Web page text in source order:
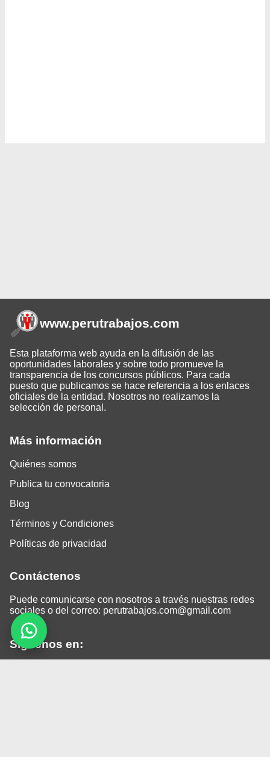
Más información
Quiénes somos
Publica tu convocatoria
Blog
Términos y Condiciones
Políticas de privacidad
Contáctenos
Puede comunicarse con nosotros a través nuestras redes
sociales o del correo: perutrabajos.com@gmail.com
Siguenos en:
www.perutrabajos.com
Esta plataforma web ayuda en la difusión de las
oportunidades laborales y sobre todo promueve la
transparencia de los concursos públicos. Para cada
puesto que publicamos se hace referencia a los enlaces
oficiales de la entidad. Nosotros no realizamos la
selección de personal.